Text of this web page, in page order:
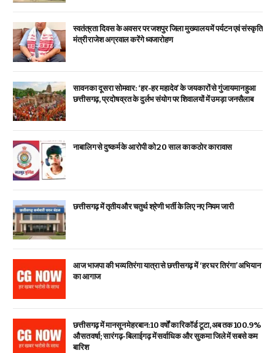
स्वतंत्रता दिवस के अवसर पर जशपुर जिला मुख्यालय में पर्यटन एवं संस्कृति
मंत्री राजेश अग्रवाल करेंगे ध्वजारोहण
सावन का दूसरा सोमवार: ‘हर-हर महादेव’ के जयकारों से गुंजायमान हुआ
छत्तीसगढ़, प्रदोष व्रत के दुर्लभ संयोग पर शिवालयों में उमड़ा जनसैलाब
नाबालिग से दुष्कर्म के आरोपी को 20 साल का कठोर कारावास
छत्तीसगढ़ में तृतीय और चतुर्थ श्रेणी भर्ती के लिए नए नियम जारी
आज भाजपा की भव्य तिरंगा यात्रा से छत्तीसगढ़ में ‘हर घर तिरंगा’ अभियान
का आगाज
छत्तीसगढ़ में मानसून मेहरबान: 10 वर्षों का रिकॉर्ड टूटा, अब तक 100.9%
औसत वर्षा; सारंगढ़-बिलाईगढ़ में सर्वाधिक और सुकमा जिले में सबसे कम
बारिश